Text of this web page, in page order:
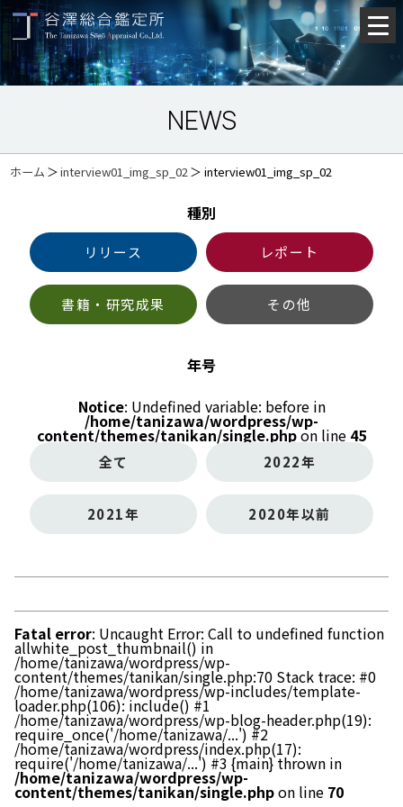
NEWS
ホーム ＞interview01_img_sp_02＞ interview01_img_sp_02
種別
リリース レポート
書籍・研究成果 その他
年号
Notice: Undefined variable: before in
/home/tanizawa/wordpress/wp-
content/themes/tanikan/single.phpon line 45
全て 2022年
2021年 2020年以前
Fatal error: Uncaught Error: Call to undefined function
allwhite_post_thumbnail() in
/home/tanizawa/wordpress/wp-
content/themes/tanikan/single.php:70 Stack trace: #0
/home/tanizawa/wordpress/wp-includes/template-
loader.php(106): include() #1
/home/tanizawa/wordpress/wp-blog-header.php(19):
require_once('/home/tanizawa/...') #2
/home/tanizawa/wordpress/index.php(17):
require('/home/tanizawa/...') #3 {main} thrown in
/home/tanizawa/wordpress/wp-
content/themes/tanikan/single.phpon line 70